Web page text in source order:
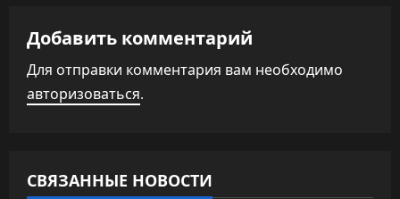
ц
и
я
о
Добавить комментарий
Для отправки комментария вам необходимо
авторизоваться.
СВЯЗАННЫЕ НОВОСТИ